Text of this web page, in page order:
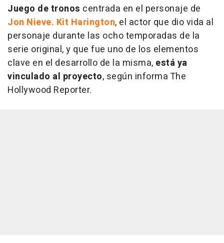
Juego de tronos centrada en el personaje de
Jon Nieve. Kit Harington, el actor que dio vida al
personaje durante las ocho temporadas de la
serie original, y que fue uno de los elementos
clave en el desarrollo de la misma, está ya
vinculado al proyecto, según informa The
Hollywood Reporter.